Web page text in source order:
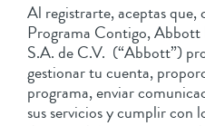
Al registrarte, aceptas
Programa Contigo,
S.A. de C.V. (“Abbott”)
gestionar tu cuenta,
programa, enviar
sus servicios y cumplir con